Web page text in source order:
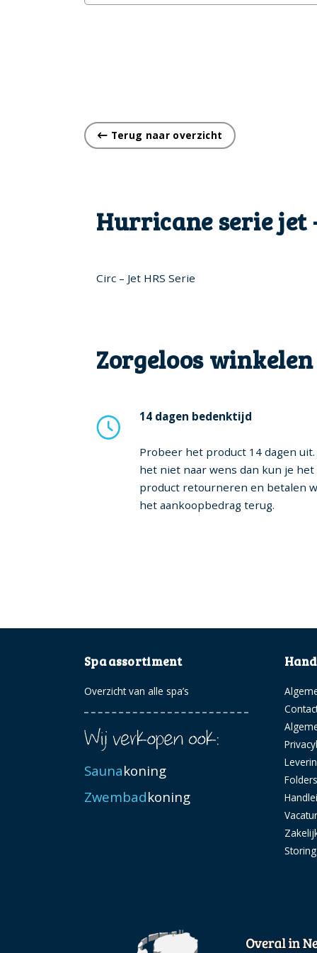
Terug naar overzicht
Hurricane serie jet
Circ – Jet HRS Serie
Zorgeloos
14 dagen bedenktijd
Probeer het product 14 dagen uit.
het niet naar wens dan kun je het
product retourneren en betalen
het aankoopbedrag terug.
Spa assortiment
Overzicht van alle spa’s
Saunakoning
Zwembadkoning
Folders